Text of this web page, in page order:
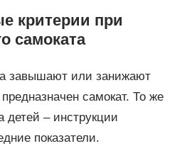
критерии при
самоката
завышают или занижают
предназначен самокат. То же
детей – инструкции
показатели.